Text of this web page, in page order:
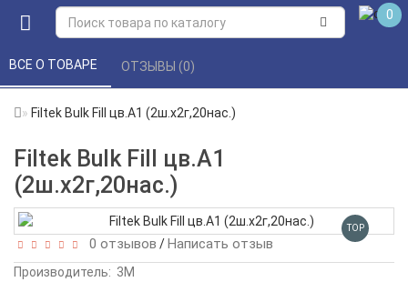
0
Filtek Bulk Fill цв.А1 (2ш.х2г,20нас.)
Filtek Bulk Fill цв.А1
(2ш.х2г,20нас.)
ВСЕ О ТОВАРЕ ОТЗЫВЫ (0)
TOP
0 отзывов /Написать отзыв
Производитель: 3М